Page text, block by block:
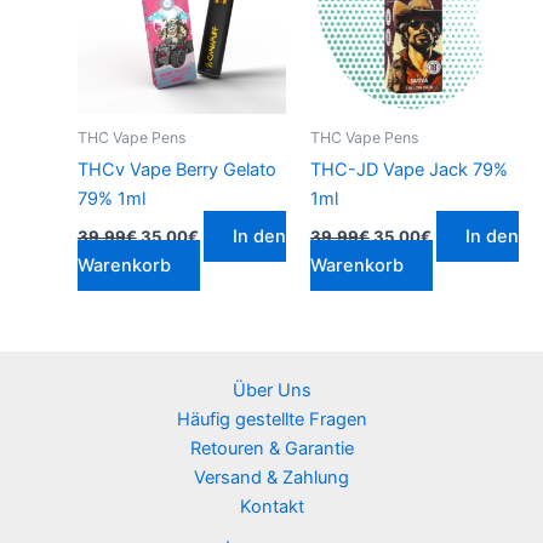
THC Vape Pens
THCv Vape Berry Gelato
79% 1ml
39.99€35.00€
In den
Warenkorb
THC Vape Pens
THC-JD Vape Jack 79%
1ml
39.99€35.00€
In den
Warenkorb
Über Uns
Häufig gestellte Fragen
Retouren & Garantie
Versand & Zahlung
Kontakt